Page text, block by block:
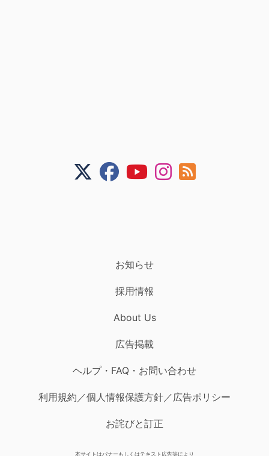
お知らせ
採用情報
About Us
広告掲載
ヘルプ・FAQ・お問い合わせ
利用規約／個人情報保護方針／広告ポリシー
お詫びと訂正
本サイトはバナーもしくはテキスト広告等により